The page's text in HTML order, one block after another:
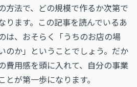
方法で、どの規模で作るか次第で
ります。この記事を読んでいるあ
は、おそらく「うちのお店の場
のか」ということでしょう。だか
費用感を頭に入れて、自分の事業
が第一歩になります。